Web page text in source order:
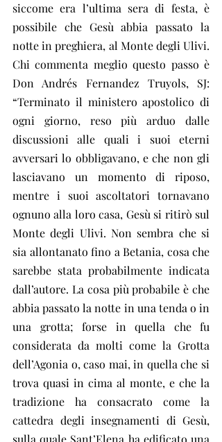
siccome era l’ultima sera di festa, è
possibile che Gesù abbia passato la
notte in preghiera, al Monte degli Ulivi.
Chi commenta meglio questo passo è
Don Andrés Fernandez Truyols, SJ:
“Terminato il ministero apostolico di
ogni giorno, reso più arduo dalle
discussioni alle quali i suoi eterni
avversari lo obbligavano, e che non gli
lasciavano un momento di riposo,
mentre i suoi ascoltatori tornavano
ognuno alla loro casa, Gesù si ritirò sul
Monte degli Ulivi. Non sembra che si
sia allontanato fino a Betania, cosa che
sarebbe stata probabilmente indicata
dall’autore. La cosa più probabile è che
abbia passato la notte in una tenda o in
una grotta; forse in quella che fu
considerata da molti come la Grotta
dell’Agonia o, caso mai, in quella che si
trova quasi in cima al monte, e che la
tradizione ha consacrato come la
cattedra degli insegnamenti di Gesù,